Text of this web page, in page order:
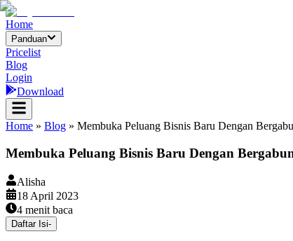
Home
Panduan
Pricelist
Blog
Login
Download
Home » Blog » Membuka Peluang Bisnis Baru Dengan
Membuka Peluang Bisnis Baru Dengan
Alisha
18 April 2023
4 menit baca
Daftar Isi-